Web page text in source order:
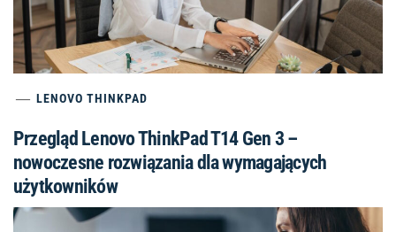
LENOVO THINKPAD
Przegląd Lenovo ThinkPad T14 Gen 3 –
nowoczesne rozwiązania dla wymagających
użytkowników